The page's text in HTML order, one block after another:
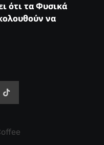
ότι τα Φυσικά
να